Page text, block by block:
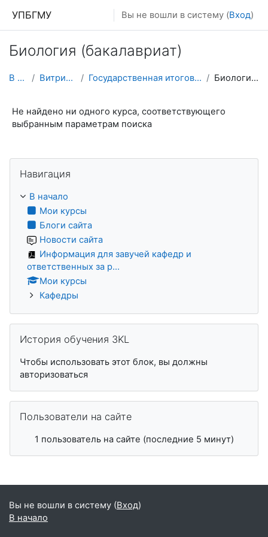
УПБГМУ Вы не вошли в систему (Вход)
Биология (бакалавриат)
В начало Витрина курсов 3KL Государственная итоговая аттестация выпускников-2026 Биология (бакалавриат)
Не найдено ни одного курса, соответствующего
выбранным параметрам поиска
Навигация
В начало
Мои курсы
Блоги сайта
Новости сайта
Информация для завучей кафедр и
ответственных за р...
Мои курсы
Кафедры
История обучения 3KL
Чтобы использовать этот блок, вы должны
авторизоваться
Пользователи на сайте
1 пользователь на сайте (последние 5 минут)
Вы не вошли в систему (Вход)
В начало